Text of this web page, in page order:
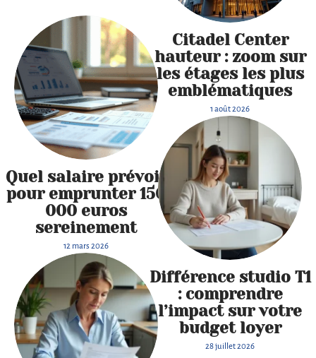
Quel salaire prévoir
pour emprunter 150
000 euros
sereinement
12 mars 2026
Citadel Center
hauteur : zoom sur
les étages les plus
emblématiques
1 août 2026
Différence studio T1
: comprendre
l’impact sur votre
budget loyer
28 juillet 2026